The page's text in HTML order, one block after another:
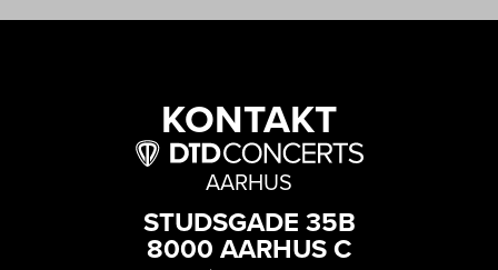
KONTAKT
AARHUS
STUDSGADE 35B
8000 AARHUS C